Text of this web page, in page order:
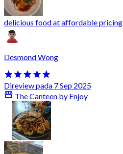
delicious food at affordable pricing
Desmond Wong
Direview pada 7 Sep 2025
The Canteen by Enjoy